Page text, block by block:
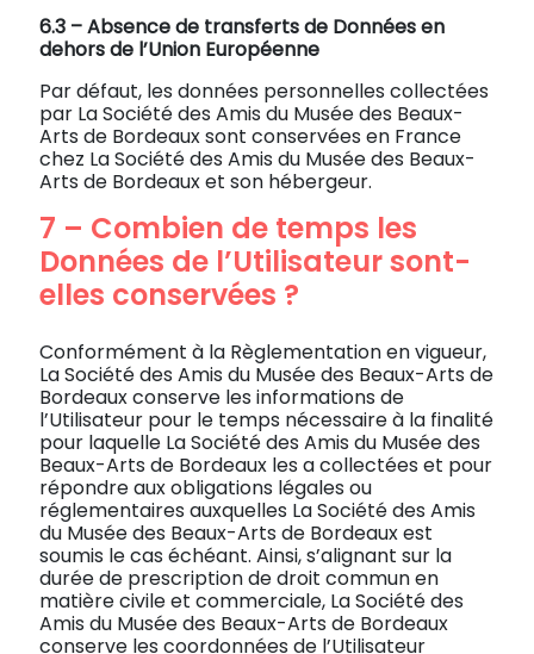
6.3 –Absence de transferts de Données en
dehors de l’Union Européenne
Par défaut, les données personnelles collectées
par La Société des Amis du Musée des Beaux-
Arts de Bordeaux sont conservées en France
chez La Société des Amis du Musée des Beaux-
Arts de Bordeaux et son hébergeur.
7 – Combien de temps les
Données de l’Utilisateur sont-
elles conservées ?
Conformément à la Règlementation en vigueur,
La Société des Amis du Musée des Beaux-Arts de
Bordeaux conserve les informations de
l’Utilisateur pour le temps nécessaire à la finalité
pour laquelle La Société des Amis du Musée des
Beaux-Arts de Bordeaux les a collectées et pour
répondre aux obligations légales ou
réglementaires auxquelles La Société des Amis
du Musée des Beaux-Arts de Bordeaux est
soumis le cas échéant. Ainsi, s’alignant sur la
durée de prescription de droit commun en
matière civile et commerciale, La Société des
Amis du Musée des Beaux-Arts de Bordeaux
conserve les coordonnées de l’Utilisateur